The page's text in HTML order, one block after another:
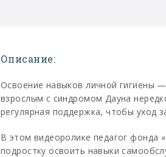
Описание:
Освоение навыков личной гигиены
взрослым с синдромом Дауна
регулярная поддержка, чтобы уход
В этом видеоролике педагог фонда
подростку освоить навыки